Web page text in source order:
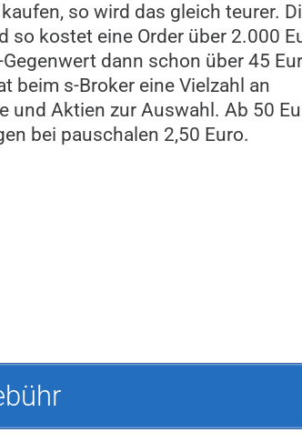
so wird das gleich teurer.
so kostet eine Order über 2.000
dann schon über 45
beim s-Broker eine Vielzahl an
und Aktien zur Auswahl. Ab 50
bei pauschalen 2,50 Euro.